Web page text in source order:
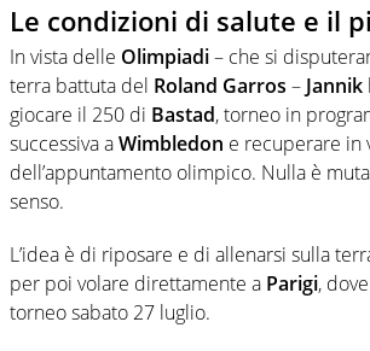
Le condizioni di salute e il
In vista delle Olimpiadi– che si
terra battuta del Roland Garros – Jannik
giocare il 250 di Bastad, torneo in
successiva aWimbledon e recuperare in
dell’appuntamento olimpico. Nulla è
senso.
L’idea è di riposare e di allenarsi sulla
per poi volare direttamente a Parigi,
torneo sabato 27 luglio.